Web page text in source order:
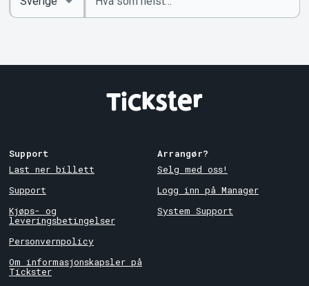
nøkkelord
Country
Support
Last ner billett
Support
Kjøps- og
leveringsbetingelser
Personvernpolicy
Om informasjonskapsler på
Tickster
Arrangør?
Selg med oss!
Logg inn på Manager
System Support